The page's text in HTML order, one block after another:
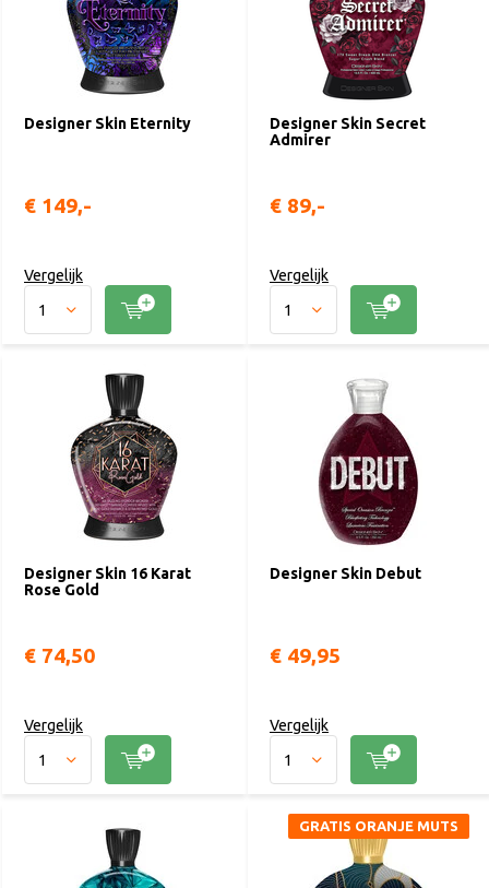
Designer Skin Eternity
€ 149,-
Vergelijk
Designer Skin Secret
Admirer
€ 89,-
Vergelijk
Designer Skin 16 Karat
Rose Gold
€ 74,50
Vergelijk
Designer Skin Debut
€ 49,95
Vergelijk
GRATIS ORANJE MUTS